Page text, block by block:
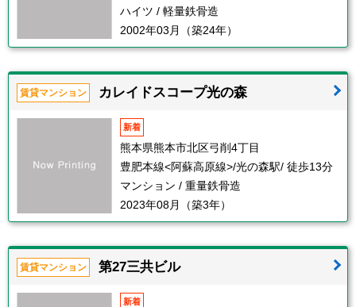
ハイツ / 軽量鉄骨造
2002年03月（築24年）
賃貸マンション カレイドスコープ光の森
新着
熊本県熊本市北区弓削4丁目
豊肥本線<阿蘇高原線>/光の森駅/ 徒歩13分
マンション / 重量鉄骨造
2023年08月（築3年）
賃貸マンション 第27三共ビル
新着